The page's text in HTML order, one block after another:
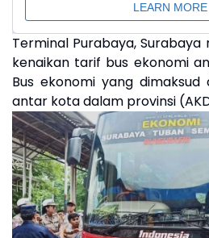
Terminal Purabaya,
kenaikan tarif bus ekonomi
Bus ekonomi yang
antar kota dalam provinsi